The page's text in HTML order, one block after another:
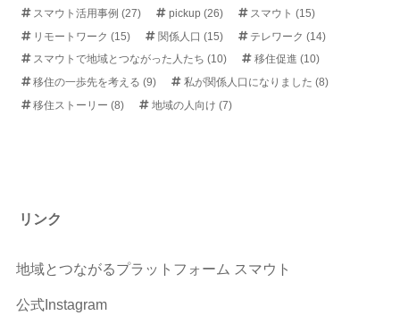
スマウト活用事例(27) pickup (26) スマウト(15)
リモートワーク(15) 関係人口 (15) テレワーク(14)
スマウトで地域とつながった人たち(10) 移住促進 (10)
移住の一歩先を考える(9) 私が関係人口になりました (8)
移住ストーリー(8) 地域の人向け (7)
リンク
地域とつながるプラットフォーム スマウト
公式Instagram